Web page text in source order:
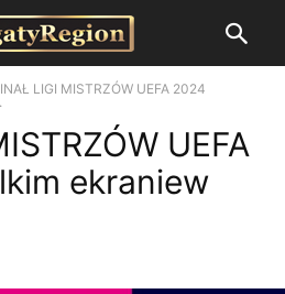
LIGI MISTRZÓW UEFA 2024
UEFA
ekraniew